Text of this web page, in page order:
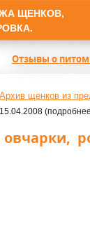
ЩЕНКОВ,
Отзывы о
Архив щенков из